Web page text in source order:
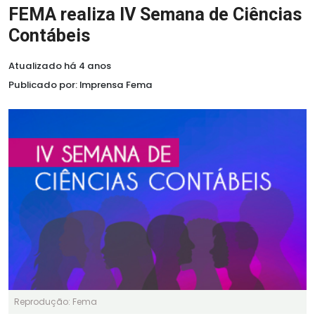
FEMA realiza IV Semana de Ciências
Contábeis
Atualizado há 4 anos
Publicado por: Imprensa Fema
Reprodução: Fema